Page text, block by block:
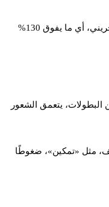
وتشير تقديرات غير رسمية إلى أن ميزانيات هذه الفعاليات والمنظمات تلتهم عشرات الملايين من الدنانير سنويًا. وفي المقابل، تكشف بيانات 2026 أن الدين العام تجاوز حاجز 19 مليار دينار بحريني، أي ما يفوق 130%
يتعمق الشعور
مثل «تمكين»، ضغوطًا